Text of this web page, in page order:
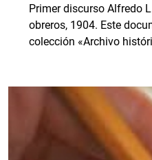
Primer discurso Alfredo
obreros, 1904. Este
colección «Archivo